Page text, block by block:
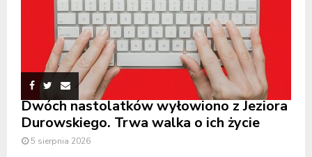
Dwóch nastolatków wyłowiono z Jeziora
Durowskiego. Trwa walka o ich życie
5 sierpnia 2026